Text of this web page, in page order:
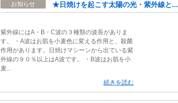
お知らせ ★日焼けを起こす太陽の光・紫外線と...
紫外線にはA・B・C波の３種類の波長がありま
す。 ・A波はお肌を小麦色に変える作用と、殺菌
作用があります。日焼けマシーンから出ている紫
外線の９０％以上はA波です。 ・B波はお肌を小
麦...
続きを読む